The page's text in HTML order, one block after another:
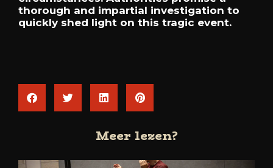
thorough and impartial investigation to
quickly shed light on this tragic event.
Meer lezen?